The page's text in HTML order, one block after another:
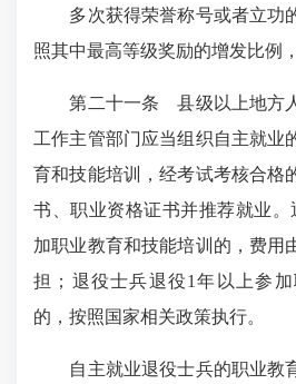
多次获得荣誉称号或者立功
照其中最高等级奖励的增发比例
第二十一条 县级以上地方
工作主管部门应当组织自主就业
育和技能培训，经考试考核合格
书、职业资格证书并推荐就业
加职业教育和技能培训的，费用
担；退役士兵退役1年以上参
的，按照国家相关政策执行。
自主就业退役士兵的职业教